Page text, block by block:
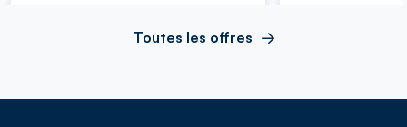
Toutes les offres